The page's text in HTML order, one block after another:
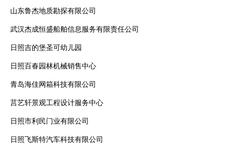
山东鲁杰地质勘探有限公司
武汉杰成恒盛船舶信息服务有限责任公司
日照吉的堡圣可幼儿园
日照百春园林机械销售中心
青岛海佳网箱科技有限公司
莒艺轩景观工程设计服务中心
日照市利民门业有限公司
日照飞斯特汽车科技有限公司